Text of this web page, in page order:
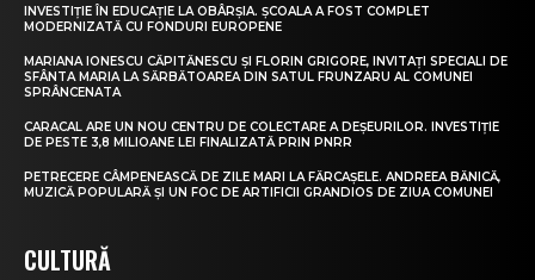
INVESTIȚIE ÎN EDUCAȚIE LA OBÂRȘIA. ȘCOALA A FOST COMPLET
MODERNIZATĂ CU FONDURI EUROPENE
MARIANA IONESCU CĂPITĂNESCU ȘI FLORIN GRIGORE, INVITAȚI SPECIALI DE
SFÂNTA MARIA LA SĂRBĂTOAREA DIN SATUL FRUNZARU AL COMUNEI
SPRÂNCENATA
CARACAL ARE UN NOU CENTRU DE COLECTARE A DEȘEURILOR. INVESTIȚIE
DE PESTE 3,8 MILIOANE LEI FINALIZATĂ PRIN PNRR
PETRECERE CÂMPENEASCĂ DE ZILE MARI LA FĂRCAȘELE. ANDREEA BĂNICĂ,
MUZICĂ POPULARĂ ȘI UN FOC DE ARTIFICII GRANDIOS DE ZIUA COMUNEI
CULTURĂ